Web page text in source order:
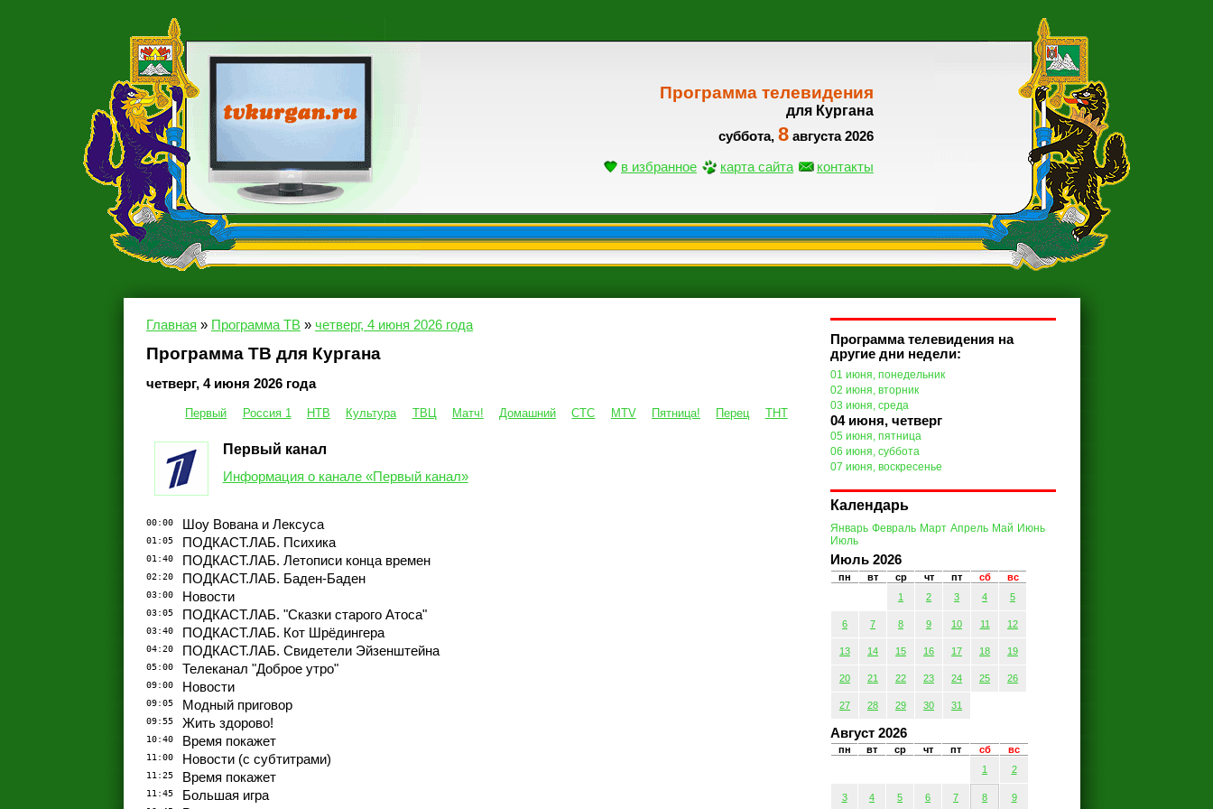
Программа телевидения
для Кургана
суббота, 8 августа 2026
в избранное карта сайта контакты
Главная » Программа ТВ » четверг, 4 июня 2026 года
Программа ТВ для Кургана
четверг, 4 июня 2026 года
Первый Россия 1 НТВ Культура ТВЦ Матч! Домашний СТС MTV Пятница! Перец ТНТ
Первый канал
Информация о канале «Первый канал»
00:00 Шоу Вована и Лексуса
01:05 ПОДКАСТ.ЛАБ. Психика
01:40 ПОДКАСТ.ЛАБ. Летописи конца времен
02:20 ПОДКАСТ.ЛАБ. Баден-Баден
03:00 Новости
03:05 ПОДКАСТ.ЛАБ. "Сказки старого Атоса"
03:40 ПОДКАСТ.ЛАБ. Кот Шрёдингера
04:20 ПОДКАСТ.ЛАБ. Свидетели Эйзенштейна
05:00 Телеканал "Доброе утро"
09:00 Новости
09:05 Модный приговор
09:55 Жить здорово!
10:40 Время покажет
11:00 Новости (с субтитрами)
11:25 Время покажет
11:45 Большая игра
Программа телевидения на
другие дни недели:
01 июня, понедельник
02 июня, вторник
03 июня, среда
04 июня, четверг
05 июня, пятница
06 июня, суббота
07 июня, воскресенье
Календарь
Январь Февраль Март Апрель Май Июнь
Июль
Июль 2026
пн вт ср чт пт сб
вс
1
2 3 4 5
6 7 8 9 10 11 12
13 14 15 16 17 18 19
20 21 22 23 24 25 26
27 28 29 30 31
Август 2026
пн вт ср чт пт сб
вс
1
2
3 4 5 6 7 8 9